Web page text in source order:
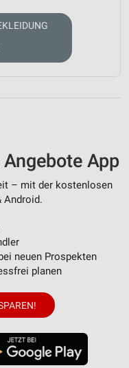
App
– mit der kostenlosen
Android.
neuen Prospekten
planen